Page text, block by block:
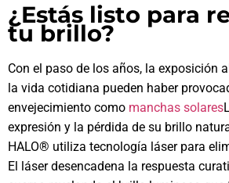
¿Estás listo para
tu brillo?
Con el paso de los años, la exposición
la vida cotidiana pueden haber
envejecimiento como manchas solares
expresión y la pérdida de su brillo
HALO® utiliza tecnología láser para
El láser desencadena la respuesta